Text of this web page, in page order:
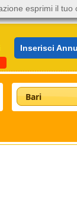
Inserisci
Bari
esprimi il tuo